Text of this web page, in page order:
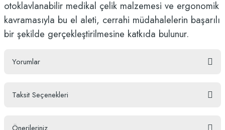
otoklavlanabilir medikal çelik malzemesi ve ergonomik
kavramasıyla bu el aleti, cerrahi müdahalelerin başarılı
bir şekilde gerçekleştirilmesine katkıda bulunur.
Yorumlar
Taksit Seçenekleri